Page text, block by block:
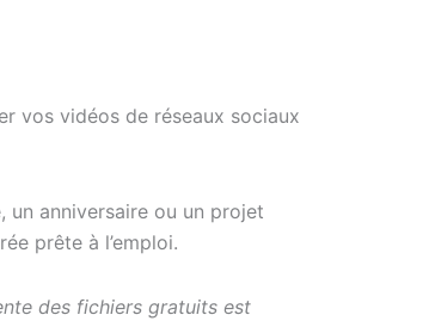
vos vidéos de réseaux sociaux
un anniversaire ou un projet
prête à l’emploi.
des fichiers gratuits est